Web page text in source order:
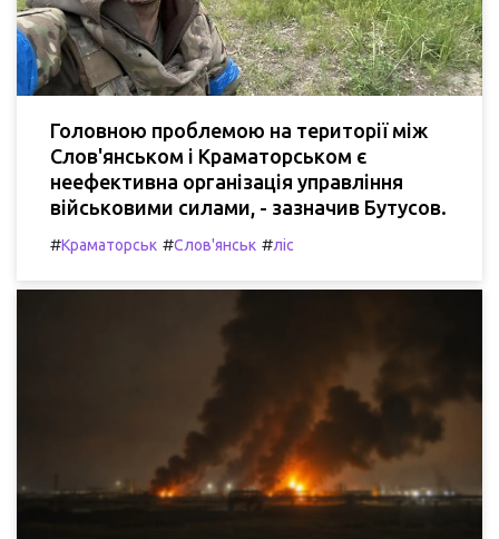
Головною проблемою на території між
Слов'янськом і Краматорськом є
неефективна організація управління
військовими силами, - зазначив Бутусов.
#Краматорськ #Слов'янськ #ліс